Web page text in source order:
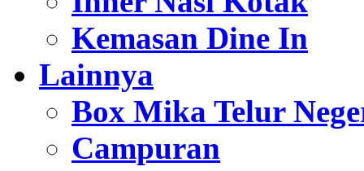
Kemasan Dine In
Lainnya
Box Mika Telur
Campuran